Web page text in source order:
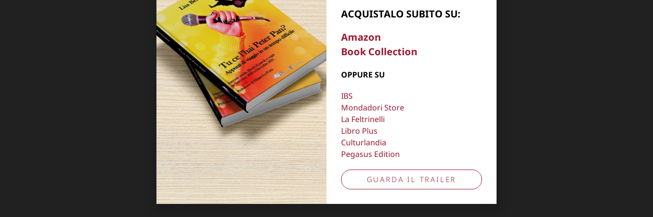
Aggiorna preferenze tracciamento
ACQUISTALO SUBITO SU:
Amazon
Book Collection
OPPURE SU
IBS
Mondadori Store
La Feltrinelli
Libro Plus
Culturlandia
Pegasus Edition
GUARDA IL TRAILER